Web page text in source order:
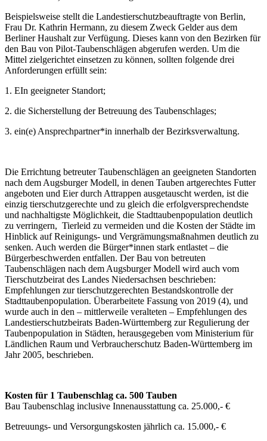
Beispielsweise stellt die Landestierschutzbeauftragte von Berlin,
Frau Dr. Kathrin Hermann, zu diesem Zweck Gelder aus dem
Berliner Haushalt zur Verfügung. Dieses kann von den Bezirken für
den Bau von Pilot-Taubenschlägen abgerufen werden. Um die
Mittel zielgerichtet einsetzen zu können, sollten folgende drei
Anforderungen erfüllt sein:
1. EIn geeigneter Standort;
2. die Sicherstellung der Betreuung des Taubenschlages;
3. ein(e) Ansprechpartner*in innerhalb der Bezirksverwaltung.
Die Errichtung betreuter Taubenschlägen an geeigneten Standorten
nach dem Augsburger Modell, in denen Tauben artgerechtes Futter
angeboten und Eier durch Attrappen ausgetauscht werden, ist die
einzig tierschutzgerechte und zu gleich die erfolgversprechendste
und nachhaltigste Möglichkeit, die Stadttaubenpopulation deutlich
zu verringern, Tierleid zu vermeiden und die Kosten der Städte im
Hinblick auf Reinigungs- und Vergrämungsmaßnahmen deutlich zu
senken. Auch werden die Bürger*innen stark entlastet – die
Bürgerbeschwerden entfallen. Der Bau von betreuten
Taubenschlägen nach dem Augsburger Modell wird auch vom
Tierschutzbeirat des Landes Niedersachsen beschrieben:
Empfehlungen zur tierschutzgerechten Bestandskontrolle der
Stadttaubenpopulation. Überarbeitete Fassung von 2019 (4), und
wurde auch in den – mittlerweile veralteten – Empfehlungen des
Landestierschutzbeirats Baden-Württemberg zur Regulierung der
Taubenpopulation in Städten, herausgegeben vom Ministerium für
Ländlichen Raum und Verbraucherschutz Baden-Württemberg im
Jahr 2005, beschrieben.
Kosten für 1 Taubenschlag ca. 500 Tauben
Bau Taubenschlag inclusive Innenausstattung ca. 25.000,- €
Betreuungs- und Versorgungskosten jährlich ca. 15.000,- €